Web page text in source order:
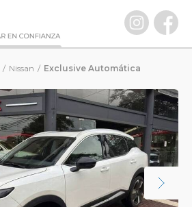
Nissan Exclusive Automática